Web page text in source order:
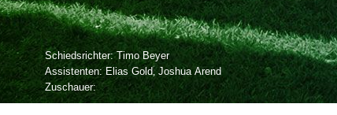
Schiedsrichter: 
Assistenten: ,  
Zuschauer: